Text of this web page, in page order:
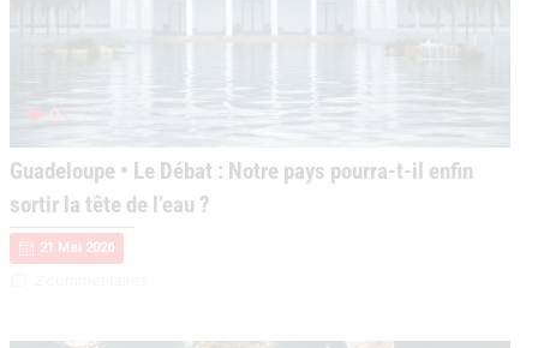
0
Guadeloupe • Le Débat : Notre pays pourra-t-il enfin
sortir la tête de l’eau ?
21 Mai 2026